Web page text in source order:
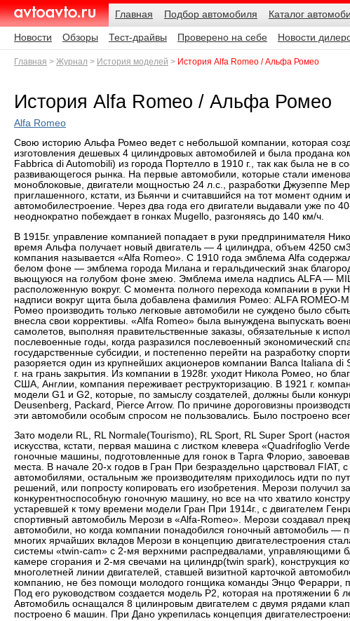
AvtoAvto.ru
Навигация
Главная
Подбор автомобиля Каталог
Подразделы
Новости Обзоры Тест-драйвы Проверено на себе Новости
Родительские
страницы
Главная Журнал История моделей История Alfa Romeo / Альфа Ромео
История Alfa Romeo / Альфа Ромео
Alfa Romeo
Свою историю Альфа Ромео ведет с небольшой компании, которая
изготовления дешевых 4 цилиндровых автомобилей и была продана
Fabbrica di Automobili) из города Портелло в 1910 г., так как была не в
развивающегося рынка. На первые автомобили, которые стали
моноблоковые, двигатели мощностью 24 л.с., разработки Джузеппе
приглашенного, кстати, из Бьянчи и считавшийся на тот момент одним
автомобилестроение. Через два года его двигатели выдавали уже по
неоднократно побеждает в гонках Mugello, разгоняясь до 140 км/ч.
В 1915г. управление компанией попадает в руки предпринимателя
время Альфа получает новый двигатель — 4 цилиндра, объем 4250
компания называется «Alfa Romeo». С 1910 года эмблема Alfa
белом фоне — эмблема города Милана и геральдический знак
вьющуюся на голубом фоне змею. Эмблема имела надпись ALFA —
расположенную вокруг. С момента полного перехода компании в руки
надписи вокруг щита была добавлена фамилия Ромео: ALFA ROMEO-
Ромео производить только легковые автомобили не суждено было
внесла свои коррективы. «Alfa Romeo» была вынуждена выпускать
самолетов, выполняя правительственные заказы, обязательные к
послевоенные годы, когда разразился послевоенный экономический
государственные субсидии, и постепенно перейти на разработку
разоряется один из крупнейших акционеров компании Banca Italiana
г. на грань закрытия. Из компании в 1928г. уходит Никола Ромео, но
США, Англии, компания переживает реструкторизацию. В 1921 г.
модели G1 и G2, которые, по замыслу создателей, должны были
Deusenberg, Packard, Pierce Arrow. По причине дороговизны
эти автомобили особым спросом не пользовались. Было построено
Зато модели RL, RL Normale(Tourismo), RL Sport, RL Super Sport
искусства, кстати, первая машина с листком клевера «Quadrifoglio
гоночные машины, подготовленные для гонок в Тарга Флорио,
места. В начале 20-х годов в Гран При безраздельно царствовал
автомобилями, остальным же производителям приходилось идти по
решений, или попросту копировать его изобретения. Мерози получил
конкурентноспособную гоночную машину, но все на что хватило
устаревшей к тому времени модели Гран При 1914г., с двигателем
спортивный автомобиль Мерози в «Alfa-Romeo». Мерози создавал
автомобили, но когда компании понадобился гоночный автомобиль —
многих ярчайших вкладов Мерози в концепцию двигателестроения
системы «twin-cam» с 2-мя верхними распредвалами, управляющими
камере сгорания и 2-мя свечами на цилиндр(twin spark), конструкция
многолетней линии двигателей, ставшей визитной карточкой
компанию, не без помощи молодого гонщика команды Энцо Ферарри,
Под его руководством создается модель Р2, которая на протяжении 6
Автомобиль оснащался 8 цилинровым двигателем с двумя рядами
построено 6 машин. При Дано укрепилась концепция
Дата: